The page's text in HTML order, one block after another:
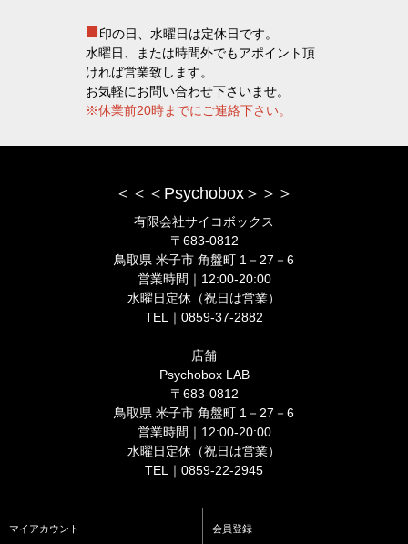
■印の日、水曜日は定休日です。
水曜日、または時間外でもアポイント頂
ければ営業致します。
お気軽にお問い合わせ下さいませ。
※休業前20時までにご連絡下さい。
＜＜＜Psychobox＞＞＞
有限会社サイコボックス
〒683-0812
鳥取県 米子市 角盤町 1－27－6
営業時間｜12:00-20:00
水曜日定休（祝日は営業）
TEL｜0859-37-2882
店舗
Psychobox LAB
〒683-0812
鳥取県 米子市 角盤町 1－27－6
営業時間｜12:00-20:00
水曜日定休（祝日は営業）
TEL｜0859-22-2945
マイアカウント 会員登録